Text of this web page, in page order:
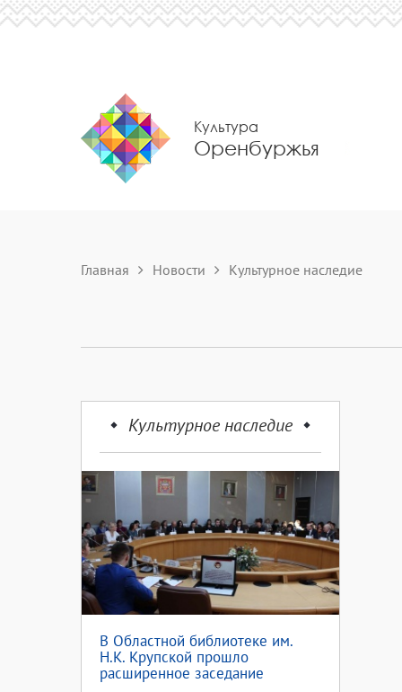
Культура
Оренбуржья
Главная Новости Культурное наследие
Культурное наследие
В Областной библиотеке им.
Н.К. Крупской прошло
расширенное заседание